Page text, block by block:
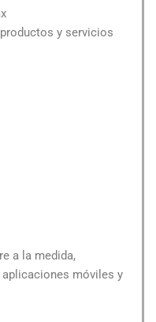
y servicios
a la medida,
móviles y